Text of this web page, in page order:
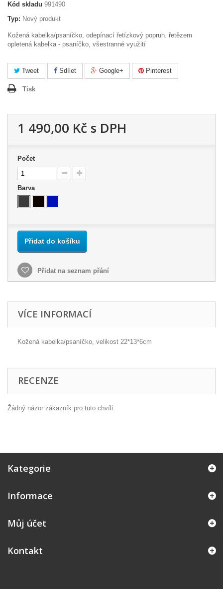
Kód skladu 991490
Typ: Nový produkt
Kožená kabelka/psaníčko, odepínací řetízkový popruh. řetězem
opletená kabelka - psaníčko, všestranné využití
Tweet Sdílet Google+ Pinterest
Tisk
1 490,00 Kč s DPH
Počet
Barva
Přidat do košíku
Přidat na seznam přání
VÍCE INFORMACÍ
Kožená kabelka/psaníčko, velikost 22*13*6cm
RECENZE
Žádný názor zákazník pro tuto chvíli.
Kategorie
Informace
Můj účet
Kontakt